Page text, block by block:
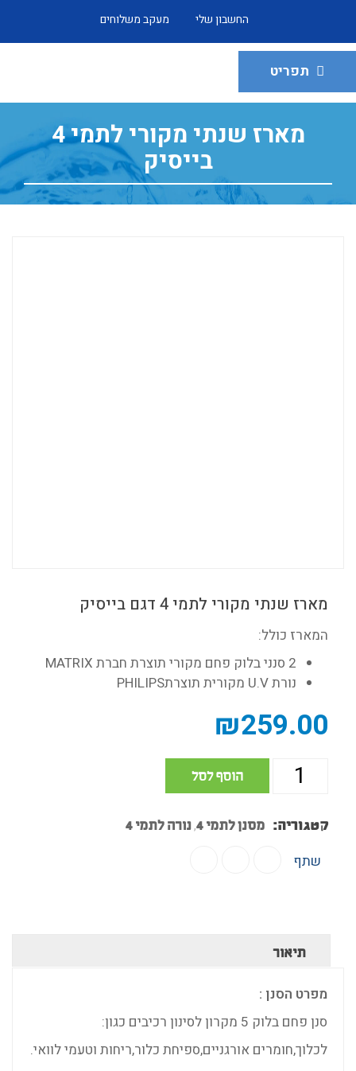
החשבון שלי מעקב משלוחים
מארז שנתי מקורי לתמי 4
בייסיק
מארז שנתי מקורי לתמי 4 דגם בייסיק
המארז כולל:
2 סנני בלוק פחם מקורי תוצרת חברת MATRIX
נורת U.V מקורית תוצרתPHILIPS
₪259.00
הוסף לסל
קטגוריה: מסנן לתמי 4 ,נורה לתמי 4
שתף
תיאור
מפרט הסנן :
סנן פחם בלוק 5 מקרון לסינון רכיבים כגון:
לכלוך,חומרים אורגניים,ספיחת כלור,ריחות וטעמי לוואי.